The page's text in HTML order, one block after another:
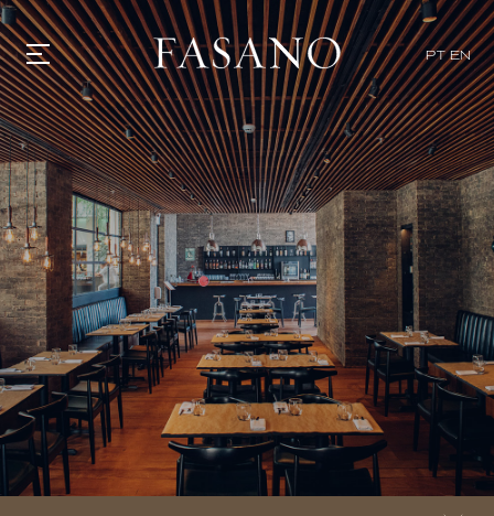
PT EN
GASTRONOMIA
HOTÉIS
EXPERIENCIAS
EVENTOS
VILLAS
TIENDA | SELEZIONE
DESCUBRIR
WHAT'S COOKING
CORRIERE
HISTORIA
SOSTENIBILIDAD
CONTACTO
x